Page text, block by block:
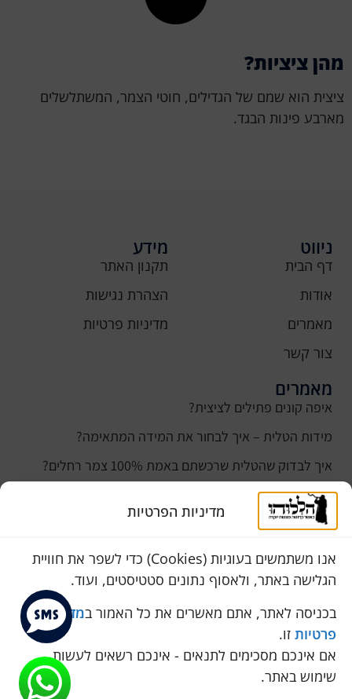
מדיניות הפרטיות
אנו משתמשים בעוגיות (Cookies) כדי לשפר את חוויית
הגלישה באתר, ולאסוף נתונים סטטיסטים, ועוד.
בכניסה לאתר, אתם מאשרים את כל האמור במדיניות
פרטיות זו.
אם אינכם מסכימים לתנאים - אינכם רשאים לעשות
שימוש באתר.
מהן ציציות?
ציצית הוא שמם של הגדילים, חוטי הצמר, המשתלשלים
מארבע פינות הבגד.
ניווט
דף הבית
אודות
מאמרים
צור קשר
מידע
תקנון האתר
הצהרת נגישות
מדיניות פרטיות
מאמרים
איפה קונים פתילים לציצית?
מידות הטלית – איך לבחור את המידה המתאימה?
איך לבדוק שהטלית שרכשתם באמת 100% צמר רחלים?
למה נהוג לקנות טלית לחתן ביום חתונתו?
כמה עולה טלית לחתן
סוגי טליתות
שירות לקוחות
050-774-8845
הכחול 10 א.ת, כנות
pini.mixum@gmail.com